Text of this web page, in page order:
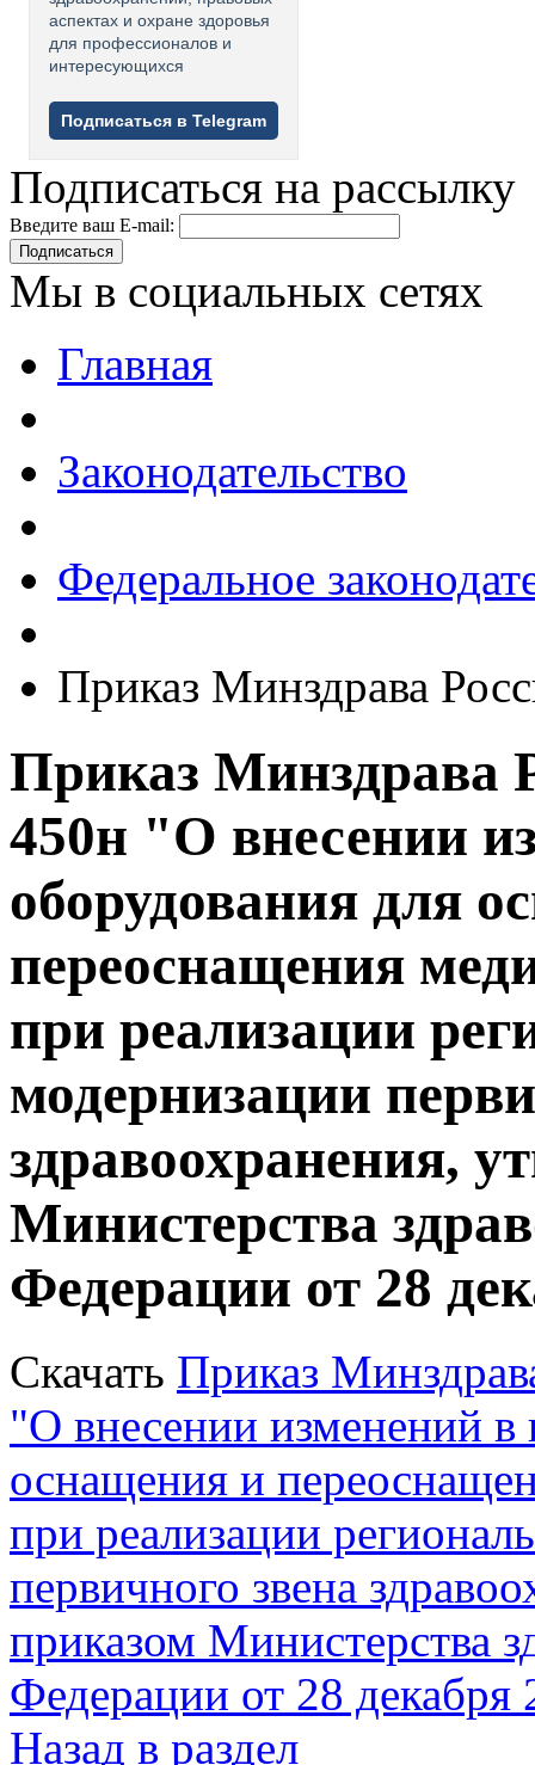
аспектах и охране здоровья
для профессионалов и
интересующихся
Подписаться в Telegram
Подписаться на рассылку
Введите ваш E-mail:
Подписаться
Мы в социальных сетях
Главная
Законодательство
Федеральное
Приказ Минздрава
Приказ Минздрава
450н "О внесении
оборудования для
переоснащения
при реализации
модернизации
здравоохранения,
Министерства
Федерации от 28
Скачать Приказ
"О внесении изменений в
оснащения и
при реализации
первичного звена
приказом Министерства
Федерации от 28
Назад в раздел